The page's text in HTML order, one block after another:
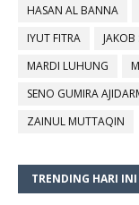
HASAN AL BANNA
IYUT FITRA
JAKOB
MARDI LUHUNG
SENO GUMIRA
ZAINUL MUTTAQIN
TRENDING HARI INI